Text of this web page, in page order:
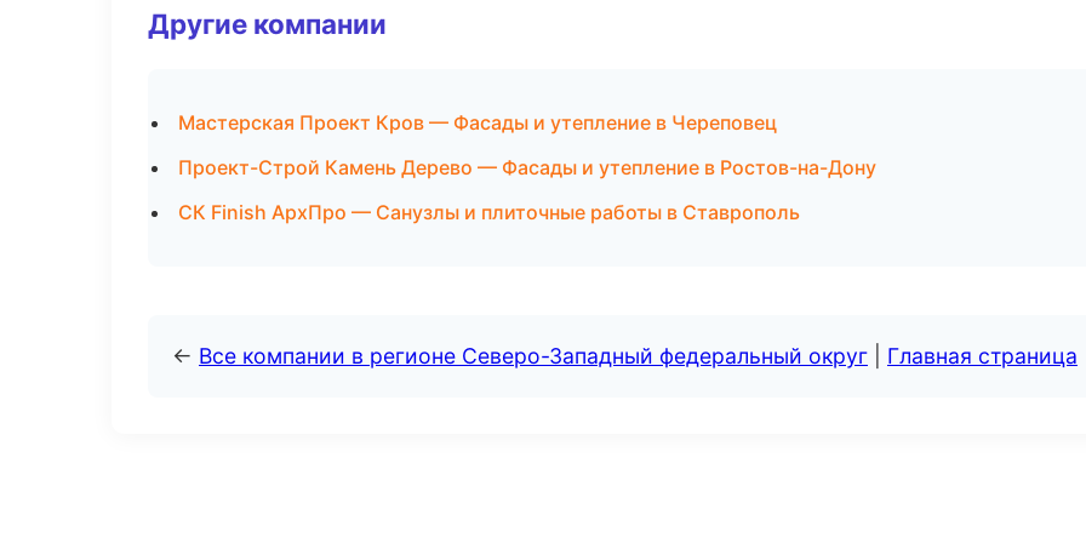
Другие компании
Мастерская Проект Кров — Фасады и утепление в Череповец
Проект-Строй Камень Дерево — Фасады и утепление в Ростов-на-Дону
СК Finish АрхПро — Санузлы и плиточные работы в Ставрополь
← Все компании в регионе Северо-Западный федеральный округ Главная страница